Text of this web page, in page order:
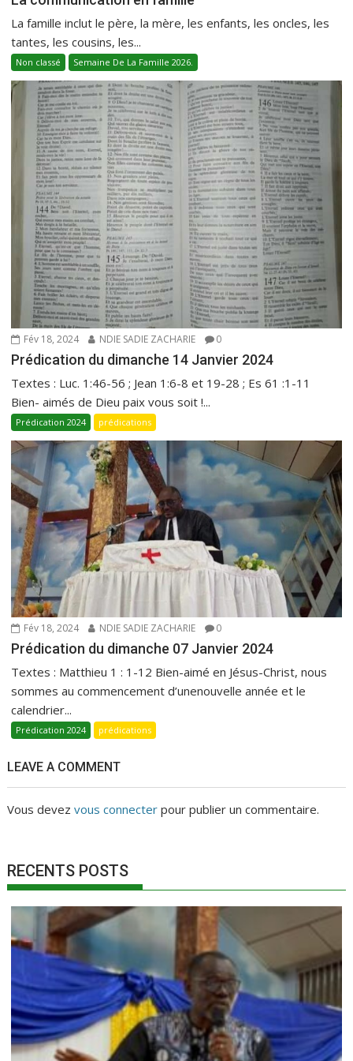
La famille inclut le père, la mère, les enfants, les oncles, les
tantes, les cousins, les...
Non classé Semaine De La Famille 2026.
Fév 18, 2024 NDIE SADIE ZACHARIE 0
Prédication du dimanche 14 Janvier 2024
Textes : Luc. 1:46-56 ; Jean 1:6-8 et 19-28 ; Es 61 :1-11
Bien- aimés de Dieu paix vous soit !...
Prédication 2024 prédications
Fév 18, 2024 NDIE SADIE ZACHARIE 0
Prédication du dimanche 07 Janvier 2024
Textes : Matthieu 1 : 1-12 Bien-aimé en Jésus-Christ, nous
sommes au commencement d’unenouvelle année et le
calendrier...
Prédication 2024 prédications
LEAVE A COMMENT
Vous devezvous connecter pour publier un commentaire.
RECENTS POSTS